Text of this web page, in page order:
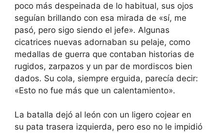
poco más despeinada de lo habitual, sus ojos
seguían brillando con esa mirada de «sí, me
pasó, pero sigo siendo el jefe». Algunas
cicatrices nuevas adornaban su pelaje, como
medallas de guerra que contaban historias de
rugidos, zarpazos y un par de mordiscos bien
dados. Su cola, siempre erguida, parecía decir:
«Esto no fue más que un calentamiento».
La batalla dejó al león con un ligero cojear en
su pata trasera izquierda, pero eso no le impidió